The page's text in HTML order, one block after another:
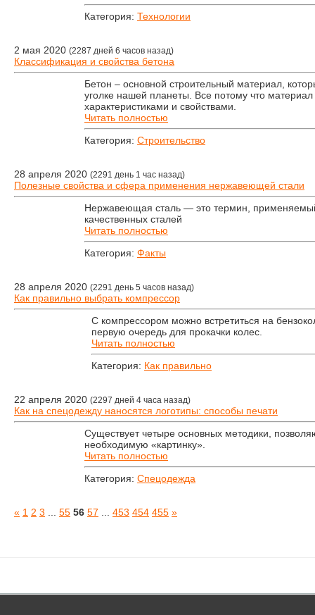
Категория: Технологии
2 мая 2020 (2287 дней 6 часов назад)
Классификация и свойства бетона
Бетон – основной строительный материал,
уголке нашей планеты. Все потому что
характеристиками и свойствами.
Читать полностью
Категория: Строительство
28 апреля 2020 (2291 день 1 час назад)
Полезные свойства и сфера применения нержавеющей стали
Нержавеющая сталь — это термин,
качественных сталей
Читать полностью
Категория: Факты
28 апреля 2020 (2291 день 5 часов назад)
Как правильно выбрать компрессор
С компрессором можно встретиться на
первую очередь для прокачки колес.
Читать полностью
Категория: Как правильно
22 апреля 2020 (2297 дней 4 часа назад)
Как на спецодежду наносятся логотипы: способы печати
Существует четыре основных методики,
необходимую «картинку».
Читать полностью
Категория: Спецодежда
« 1 2 3 55 56 57 453 454 455 »